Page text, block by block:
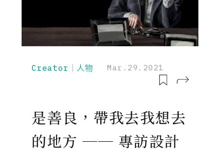
Creator｜人物 Mar.29.2021
是善良，帶我去我想去
的地方 ── 專訪設計